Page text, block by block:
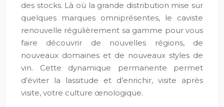
des stocks. Là où la grande distribution mise sur
quelques marques omniprésentes, le caviste
renouvelle régulièrement sa gamme pour vous
faire découvrir de nouvelles régions, de
nouveaux domaines et de nouveaux styles de
vin. Cette dynamique permanente permet
d’éviter la lassitude et d’enrichir, visite après
visite, votre culture œnologique.